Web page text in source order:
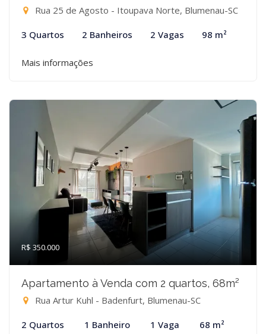
Rua 25 de Agosto - Itoupava Norte, Blumenau-SC
3 Quartos 2 Banheiros 2 Vagas 98 m²
Mais informações
R$ 350.000
Apartamento à Venda com 2 quartos, 68m²
Rua Artur Kuhl - Badenfurt, Blumenau-SC
2 Quartos 1 Banheiro 1 Vaga 68 m²